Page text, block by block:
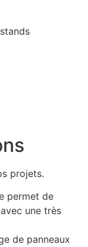
projets.
permet de
une très
de panneaux